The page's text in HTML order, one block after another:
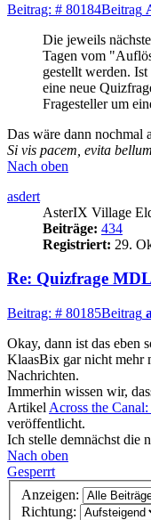
Beitrag: # 80184Beitrag
Die jeweils
Tagen vom
gestellt werden.
eine neue
Fragesteller um
Das wäre dann nochmal
Si vis pacem, evita
Nach oben
asdert
AsterIX Village
Beiträge: 434
Registriert: 29.
Re: Quizfrage
Beitrag: # 80185Beitrag
Okay, dann ist das eben
KlaasBix gar nicht mehr
Nachrichten.
Immerhin wissen wir,
Artikel Across the
veröffentlicht.
Ich stelle demnächst die
Nach oben
Gesperrt
Anzeigen:
Richtung: